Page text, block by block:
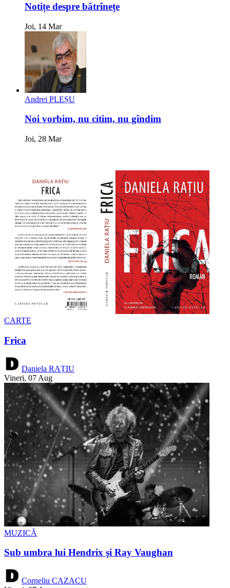
Notițe despre bătrînețe
Joi, 14 Mar
Andrei PLEȘU
Noi vorbim, nu citim, nu gîndim
Joi, 28 Mar
CARTE
Frica
Daniela RAȚIU
Vineri, 07 Aug
MUZICĂ
Sub umbra lui Hendrix şi Ray Vaughan
Corneliu CAZACU